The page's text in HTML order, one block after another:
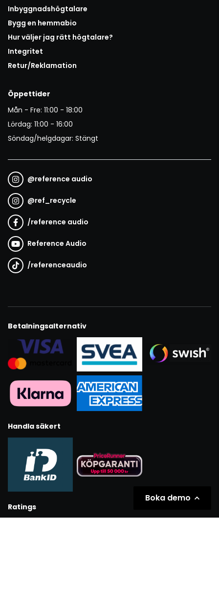
Inbyggnadshögtalare
Bygg en hemmabio
Hur väljer jag rätt högtalare?
Integritet
Retur/Reklamation
Öppettider
Mån - Fre: 11:00 - 18:00
Lördag: 11:00 - 16:00
Söndag/helgdagar: Stängt
@reference audio
@ref_recycle
/reference audio
Reference Audio
/referenceaudio
Betalningsalternativ
Handla säkert
Ratings
Boka demo